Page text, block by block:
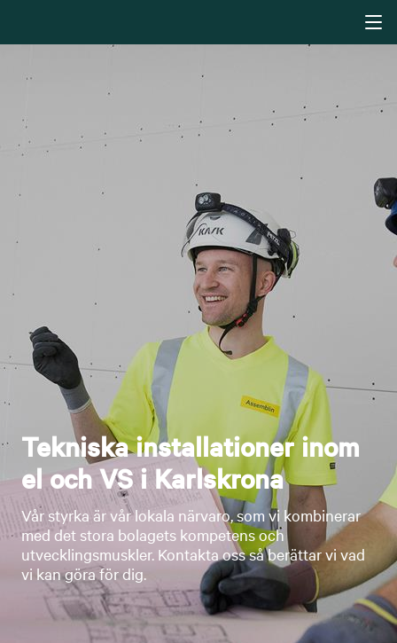
Tekniska installationer inom
el och VS i Karlskrona
Vår styrka är vår lokala närvaro, som vi kombinerar
med det stora bolagets kompetens och
utvecklingsmuskler. Kontakta oss så berättar vi vad
vi kan göra för dig.